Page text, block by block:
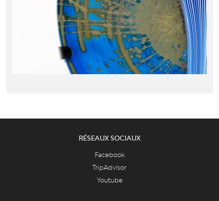
RÉSEAUX SOCIAUX
Facebook
TripAdvisor
Youtube